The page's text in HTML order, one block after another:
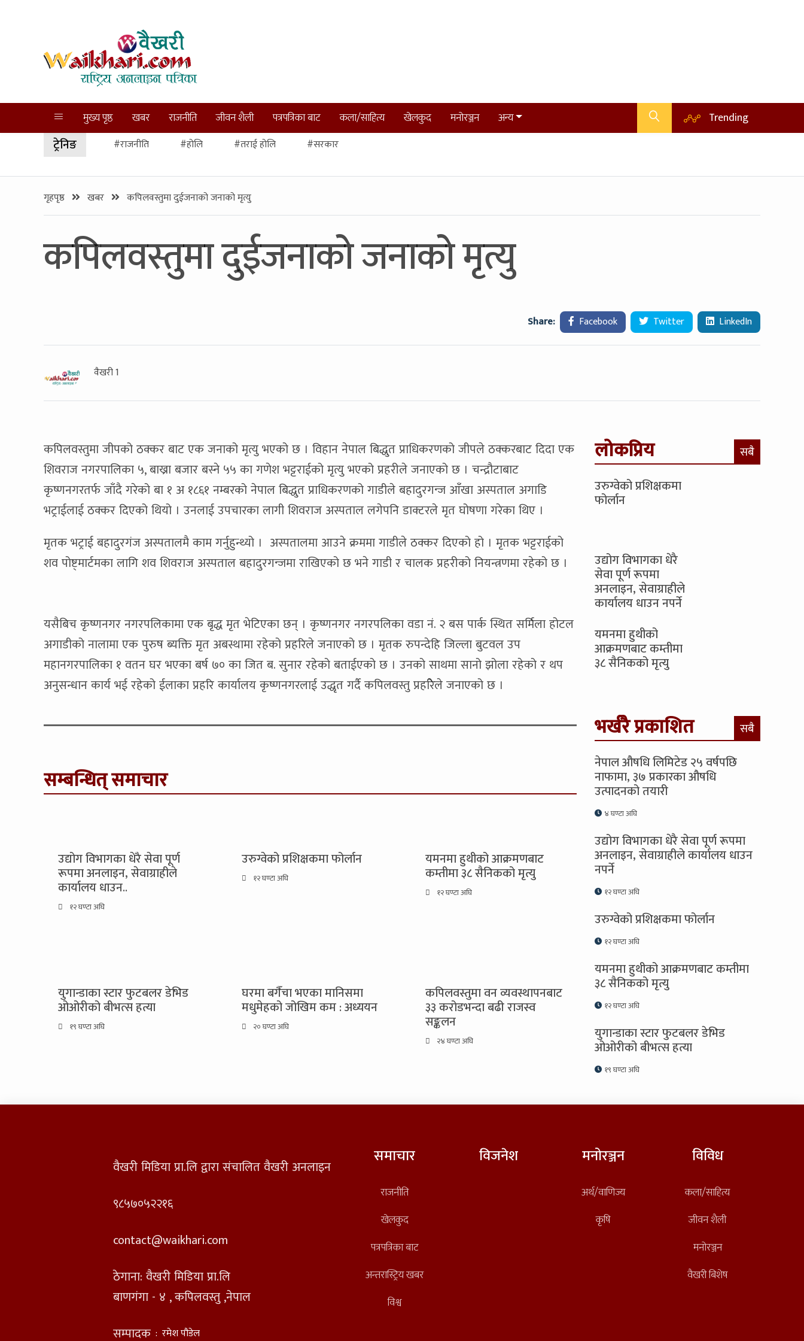
मुख्य पृष्ठ खबर राजनीति जीवन शैली पत्रपत्रिका बाट कला/साहित्य खेलकुद मनोरञ्जन अन्य Trending
ट्रेनिङ #राजनीति #होलि #तराई होलि #सरकार
गृहपृष्ठ खबर कपिलवस्तुमा दुईजनाको जनाको मृत्यु
कपिलवस्तुमा दुईजनाको जनाको मृत्यु
Share: Facebook Twitter LinkedIn
वैखरी 1
कपिलवस्तुमा जीपको ठक्कर बाट एक जनाको मृत्यु भएको छ । विहान नेपाल बिद्धुत प्राधिकरणको जीपले ठक्करबाट दिदा एक
शिवराज नगरपालिका ५, बाख्रा बजार बस्ने ५५ का गणेश भट्टराईको मृत्यु भएको प्रहरीले जनाएको छ । चन्द्रौटाबाट
कृष्णनगरतर्फ जाँदै गरेको बा १ अ १८६१ नम्बरको नेपाल बिद्धुत प्राधिकरणको गाडीले बहादुरगन्ज आँखा अस्पताल अगाडि
भट्राईलाई ठक्कर दिएको थियो । उनलाई उपचारका लागी शिवराज अस्पताल लगेपनि डाक्टरले मृत घोषणा गरेका थिए ।
मृतक भट्राई बहादुरगंज अस्पतालमै काम गर्नुहुन्थ्यो । अस्पतालमा आउने क्रममा गाडीले ठक्कर दिएको हो । मृतक भट्टराईको
शव पोष्ट्मार्टमका लागि शव शिवराज अस्पताल बहादुरगन्जमा राखिएको छ भने गाडी र चालक प्रहरीको नियन्त्रणमा रहेको छ ।
यसैबिच कृष्णनगर नगरपलिकामा एक बृद्ध मृत भेटिएका छन् । कृष्णनगर नगरपलिका वडा नं. २ बस पार्क स्थित सर्मिला होटल
अगाडीको नालामा एक पुरुष ब्यक्ति मृत अबस्थामा रहेको प्रहरिले जनाएको छ । मृतक रुपन्देहि जिल्ला बुटवल उप
महानगरपालिका १ वतन घर भएका बर्ष ७० का जित ब. सुनार रहेको बताईएको छ । उनको साथमा सानो झोला रहेको र थप
अनुसन्धान कार्य भई रहेको ईलाका प्रहरि कार्यालय कृष्णनगरलाई उद्धृत गर्दै कपिलवस्तु प्रहरिेले जनाएको छ ।
सम्बन्धित् समाचार
उद्योग विभागका धेरै सेवा पूर्ण
रूपमा अनलाइन, सेवाग्राहीले
कार्यालय धाउन..
१२ घण्टा अघि
उरुग्वेको प्रशिक्षकमा फोर्लान
१२ घण्टा अघि
यमनमा हुथीको आक्रमणबाट
कम्तीमा ३८ सैनिकको मृत्यु
१२ घण्टा अघि
युगान्डाका स्टार फुटबलर डेभिड
ओओरीको बीभत्स हत्या
१९ घण्टा अघि
घरमा बगैँचा भएका मानिसमा
मधुमेहको जोखिम कम : अध्ययन
२० घण्टा अघि
कपिलवस्तुमा वन व्यवस्थापनबाट
३३ करोडभन्दा बढी राजस्व
सङ्कलन
२४ घण्टा अघि
लोकप्रिय सबै
उरुग्वेको प्रशिक्षकमा
फोर्लान
उद्योग विभागका धेरै
सेवा पूर्ण रूपमा
अनलाइन, सेवाग्राहीले
कार्यालय धाउन नपर्ने
यमनमा हुथीको
आक्रमणबाट कम्तीमा
३८ सैनिकको मृत्यु
भर्खरै प्रकाशित सबै
नेपाल औषधि लिमिटेड २५ वर्षपछि
नाफामा, ३७ प्रकारका औषधि
उत्पादनको तयारी
४ घण्टा अघि
उद्योग विभागका धेरै सेवा पूर्ण रूपमा
अनलाइन, सेवाग्राहीले कार्यालय धाउन
नपर्ने
१२ घण्टा अघि
उरुग्वेको प्रशिक्षकमा फोर्लान
१२ घण्टा अघि
यमनमा हुथीको आक्रमणबाट कम्तीमा
३८ सैनिकको मृत्यु
१२ घण्टा अघि
युगान्डाका स्टार फुटबलर डेभिड
ओओरीको बीभत्स हत्या
१९ घण्टा अघि
वैखरी मिडिया प्रा.लि द्वारा संचालित वैखरी अनलाइन
९८५७०५२२१६
contact@waikhari.com
ठेगाना: वैखरी मिडिया प्रा.लि
बाणगंगा - ४ , कपिलवस्तु ,नेपाल
सम्पादक : रमेश पौडेल
समाचार
राजनीति
खेलकुद
पत्रपत्रिका बाट
अन्तरास्ट्रिय खबर
विश्व
विजनेश मनोरञ्जन
अर्थ/वाणिज्य
कृषि
विविध
कला/साहित्य
जीवन शैली
मनोरञ्जन
वैखरी बिशेष